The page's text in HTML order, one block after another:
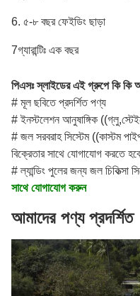
6. ৫-৮ বছর ফেইডিং ছাড়া
7গ্যারান্টিঃ এক বছর
পিএসঃ স্লাইডের এই গ্রুপে কি কি
# মূল ছবিতে প্রদর্শিত পণ্য
# ইনস্টলেশন আনুষাঙ্গিক
# জল সরবরাহ সিস্টেম ((কাস্টম
বিক্রেতার সাথে যোগাযোগ করতে হবে
# ল্যান্ডিং পুলের জন্য জল চিকিত্সা
সাথে যোগাযোগ করুন
আমাদের পণ্য প্রদর্শিত